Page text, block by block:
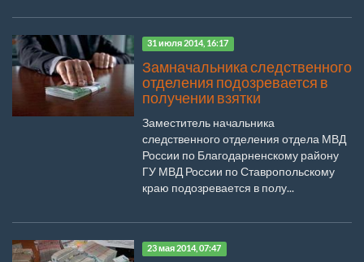
31 июля 2014, 16:17
Замначальника следственного
отделения подозревается в
получении взятки
Заместитель начальника
следственного отделения отдела МВД
России по Благодарненскому району
ГУ МВД России по Ставропольскому
краю подозревается в полу...
23 мая 2014, 07:47